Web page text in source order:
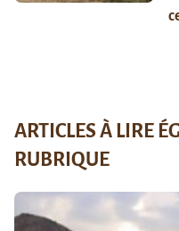
ARTICLES À LIRE
RUBRIQUE